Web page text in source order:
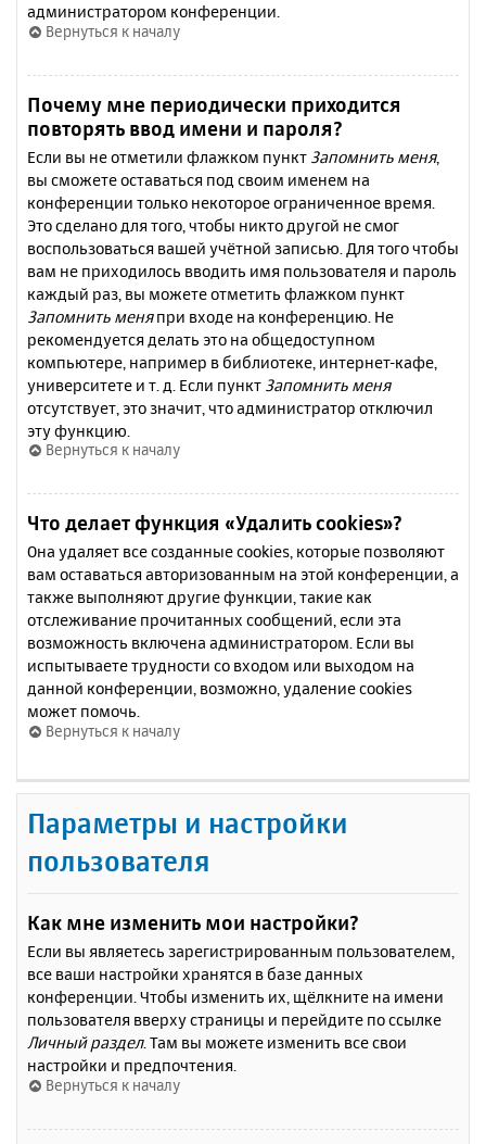
администратором конференции.
Вернуться к началу
Почему мне периодически приходится
повторять ввод имени и пароля?
Если вы не отметили флажком пункт Запомнить меня,
вы сможете оставаться под своим именем на
конференции только некоторое ограниченное время.
Это сделано для того, чтобы никто другой не смог
воспользоваться вашей учётной записью. Для того чтобы
вам не приходилось вводить имя пользователя и пароль
каждый раз, вы можете отметить флажком пункт
Запомнить меняпри входе на конференцию. Не
рекомендуется делать это на общедоступном
компьютере, например в библиотеке, интернет-кафе,
университете и т. д. Если пункт Запомнить меня
отсутствует, это значит, что администратор отключил
эту функцию.
Вернуться к началу
Что делает функция «Удалить cookies»?
Она удаляет все созданные cookies, которые позволяют
вам оставаться авторизованным на этой конференции, а
также выполняют другие функции, такие как
отслеживание прочитанных сообщений, если эта
возможность включена администратором. Если вы
испытываете трудности со входом или выходом на
данной конференции, возможно, удаление cookies
может помочь.
Вернуться к началу
Параметры и настройки
пользователя
Как мне изменить мои настройки?
Если вы являетесь зарегистрированным пользователем,
все ваши настройки хранятся в базе данных
конференции. Чтобы изменить их, щёлкните на имени
пользователя вверху страницы и перейдите по ссылке
Личный раздел. Там вы можете изменить все свои
настройки и предпочтения.
Вернуться к началу